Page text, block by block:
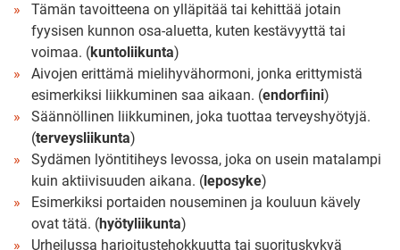
Tämän tavoitteena on ylläpitää tai kehittää jotain
fyysisen kunnon osa-aluetta, kuten kestävyyttä tai
voimaa. (kuntoliikunta)
Aivojen erittämä mielihyvähormoni, jonka erittymistä
esimerkiksi liikkuminen saa aikaan. (endorfiini)
Säännöllinen liikkuminen, joka tuottaa terveyshyötyjä.
(terveysliikunta)
Sydämen lyöntitiheys levossa, joka on usein matalampi
kuin aktiivisuuden aikana. (leposyke)
Esimerkiksi portaiden nouseminen ja kouluun kävely
ovat tätä. (hyötyliikunta)
Urheilussa harjoitustehokkuutta tai suorituskykyä